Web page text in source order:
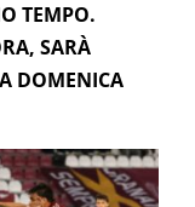
TEMPO.
SARÀ
DOMENICA